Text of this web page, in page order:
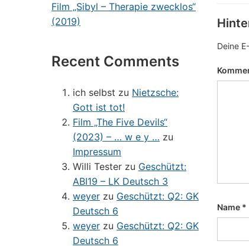
Film „Sibyl – Therapie zwecklos“
(2019)
Recent Comments
ich selbst zu Nietzsche:
Gott ist tot!
Film „The Five Devils“
(2023) – … w e y … zu
Impressum
Willi Tester zu Geschützt:
ABI19 – LK Deutsch 3
weyer zu Geschützt: Q2: GK
Deutsch 6
weyer zu Geschützt: Q2: GK
Deutsch 6
Deine
Name *